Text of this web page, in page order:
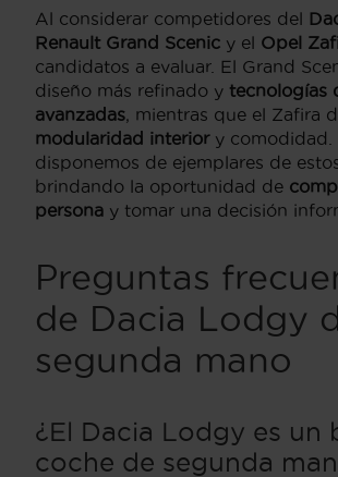
Al considerar competidores del
Renault Grand Scenic y el Opel
candidatos a evaluar. El Grand
diseño más refinado y tecnologías
avanzadas , mientras que el Zafira
modularidad interiory comodidad.
disponemos de ejemplares de
brindando la oportunidad de
persona y tomar una decisión
Preguntas
de Dacia Lodgy
segunda mano
¿El Dacia Lodgy es un
coche de segunda